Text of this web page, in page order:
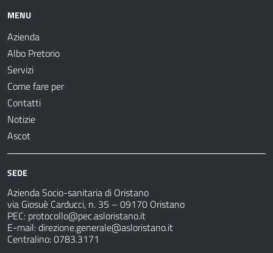
MENU
Azienda
Albo Pretorio
Servizi
Come fare per
Contatti
Notizie
Ascot
SEDE
Azienda Socio-sanitaria di Oristano
via Giosuè Carducci, n. 35 – 09170 Oristano
PEC: protocollo@pec.asloristano.it
E-mail:direzione.generale@asloristano.it
Centralino: 0783.3171